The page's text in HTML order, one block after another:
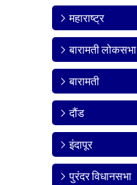
महाराष्ट्र
बारामती लोकसभा
बारामती
दौंड
इंदापूर
पुरंदर विधानसभा